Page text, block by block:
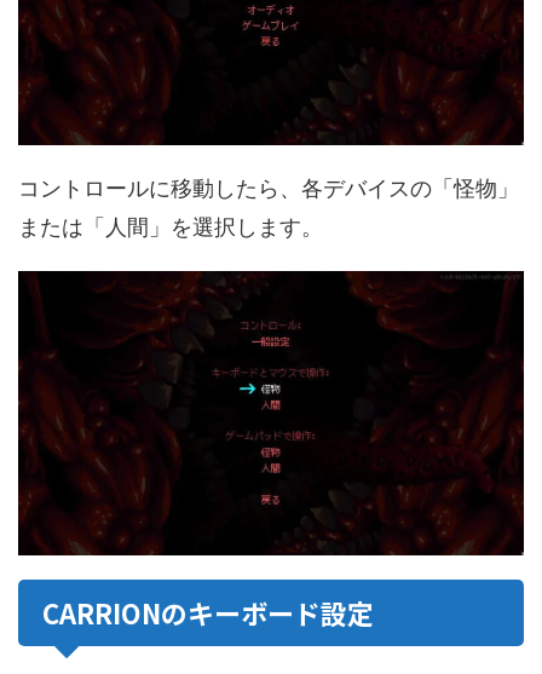
コントロールに移動したら、各デバイスの「怪物」
または「人間」を選択します。
CARRIONのキーボード設定